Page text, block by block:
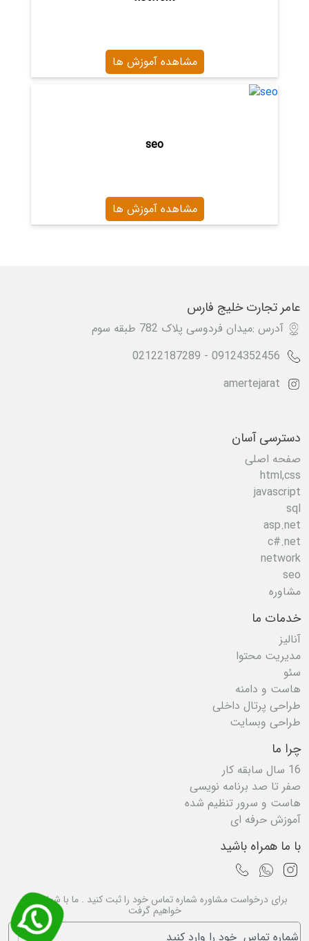
مشاهده آموزش ها
seo
مشاهده آموزش ها
عامر تجارت خلیج فارس
آدرس :میدان فردوسی پلاک 782 طبقه سوم
09124352456
-
02122187289
amertejarat
دسترسی آسان
صفحه اصلی
html,css
javascript
sql
asp.net
c#.net
network
seo
مشاوره
خدمات ما
آنالیز
مدیریت محتوا
سئو
هاست و دامنه
طراحی پرتال داخلی
طراحی وبسایت
چرا ما
16 سال سابقه کار
صفر تا صد برنامه نویسی
هاست و سرور تنظیم شده
آموزش حرفه ای
با ما همراه باشید
برای درخواست مشاوره شماره تماس خود را ثبت کنید . ما با شما تماس
خواهیم گرفت